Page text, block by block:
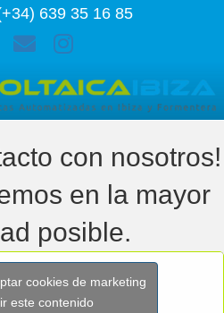
639 35 16 85
con nosotros!
en la mayor
posible.
cookies de marketing
este contenido